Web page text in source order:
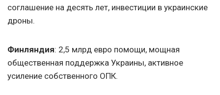
соглашение на десять лет, инвестиции в украинские
дроны.
Финляндия: 2,5 млрд евро помощи, мощная
общественная поддержка Украины, активное
усиление собственного ОПК.